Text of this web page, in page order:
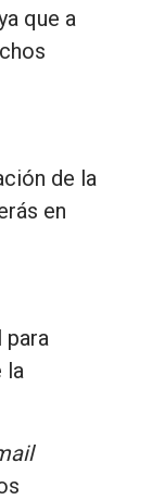
que a
de la
en
la